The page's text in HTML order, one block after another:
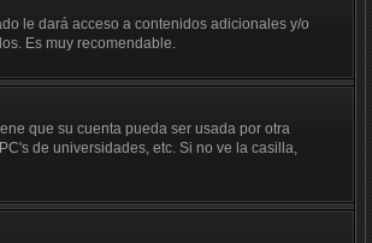
le dará acceso a contenidos adicionales y/o
Es muy recomendable.
que su cuenta pueda ser usada por otra
de universidades, etc. Si no ve la casilla,